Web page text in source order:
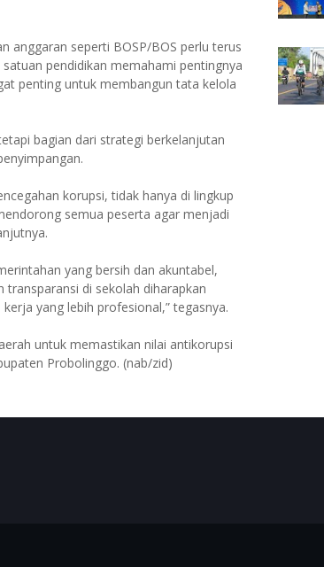
anggaran seperti BOSP/BOS perlu terus
pendidikan memahami pentingnya
penting untuk membangun tata kelola
bagian dari strategi berkelanjutan
korupsi, tidak hanya di lingkup
semua peserta agar menjadi
yang bersih dan akuntabel,
di sekolah diharapkan
yang lebih profesional,” tegasnya.
untuk memastikan nilai antikorupsi
Probolinggo. (nab/zid)